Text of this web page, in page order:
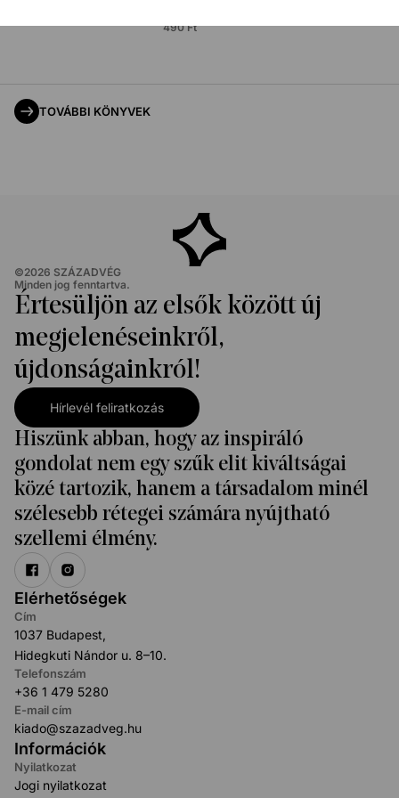
490Ft
TOVÁBBI KÖNYVEK
©2026 SZÁZADVÉG
Minden jog fenntartva.
Értesüljön az elsők között új
megjelenéseinkről,
újdonságainkról!
Hírlevél feliratkozás
Hiszünk abban, hogy az inspiráló
gondolat nem egy szűk elit kiváltságai
közé tartozik, hanem a társadalom minél
szélesebb rétegei számára nyújtható
szellemi élmény.
Információk
Nyilatkozat
Jogi nyilatkozat
Elérhetőségek
Cím
1037 Budapest,
Hidegkuti Nándor u. 8–10.
Telefonszám
+36 1 479 5280
E-mail cím
kiado@szazadveg.hu